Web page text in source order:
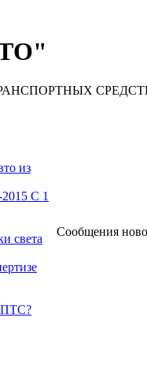
СРЕДСТВ"
из
С 1
света
ПТС?
Сообщения